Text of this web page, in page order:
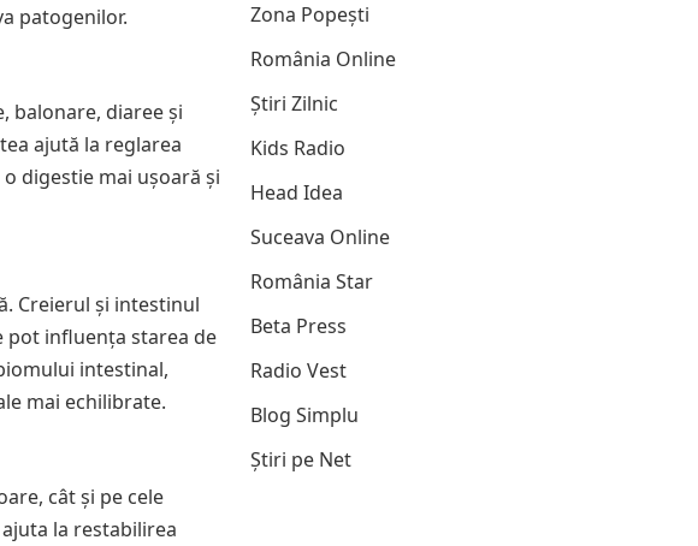
patogenilor.
balonare, diaree și
ajută la reglarea
digestie mai ușoară și
Creierul și intestinul
pot influența starea de
intestinal,
mai echilibrate.
cât și pe cele
la restabilirea
Zona Popești
România Online
Știri Zilnic
Kids Radio
Head Idea
Suceava Online
România Star
Beta Press
Radio Vest
Blog Simplu
Știri pe Net